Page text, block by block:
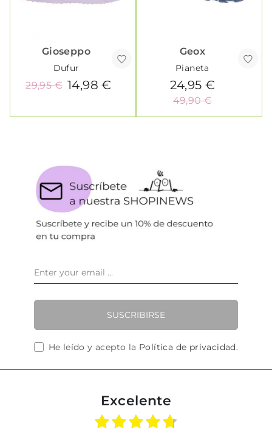
Gioseppo
Dufur
14,98 €
29,95 €
Geox
Pianeta
24,95 €
49,90 €
SUSCRIBIRSE
He leído y acepto la Política de privacidad.
Excelente